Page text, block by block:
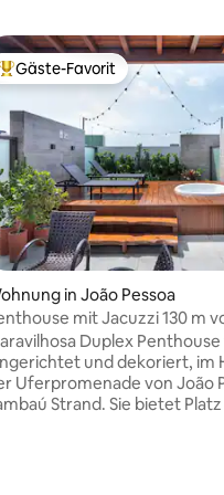
Bewertung: 4,92 von 5,
Beliebter Gäste-Favorit.
Gäste-Favorit
in João Pessoa
mit Jacuzzi 130 m
Tambaú Duplex
und dekoriert, im
Uferpromenade von João
Strand. Sie bietet Platz für bis zu